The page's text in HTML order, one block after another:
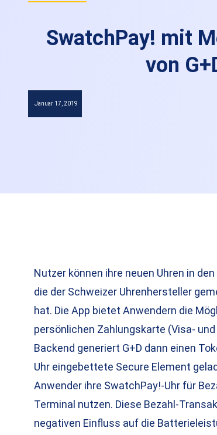
SwatchPay! mit
von
Januar 17, 2019
Nutzer können ihre neuen Uhren in
die der Schweizer Uhrenhersteller
hat. Die App bietet Anwendern die
persönlichen Zahlungskarte (Visa-
Backend generiert G+D dann einen
Uhr eingebettete Secure Element
Anwender ihre SwatchPay!-Uhr für
Terminal nutzen. Diese Bezahl-
negativen Einfluss auf die